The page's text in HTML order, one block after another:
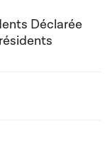
Déclarée